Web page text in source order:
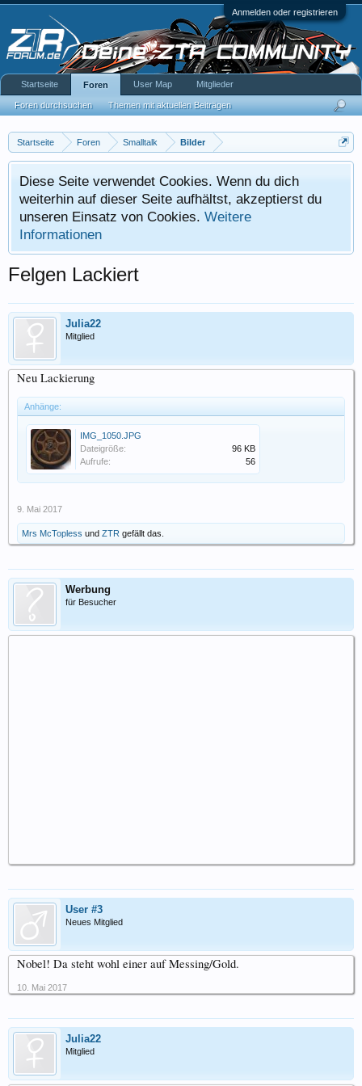
Anmelden oder registrieren
Startseite Foren Smalltalk Bilder
Diese Seite verwendet Cookies. Wenn du dich
weiterhin auf dieser Seite aufhältst, akzeptierst du
unseren Einsatz von Cookies. Weitere
Informationen
Felgen Lackiert
Julia22
Mitglied
Neu Lackierung
Anhänge:
IMG_1050.JPG
Dateigröße:
96 KB
Aufrufe:
56
9. Mai 2017
Mrs McTopless und ZTR gefällt das.
Werbung
für Besucher
User #3
Neues Mitglied
Nobel! Da steht wohl einer auf Messing/Gold.
10. Mai 2017
Julia22
Mitglied
Startseite Foren
Foren durchsuchen Themen mit aktuellen Beiträgen
User Map Mitglieder